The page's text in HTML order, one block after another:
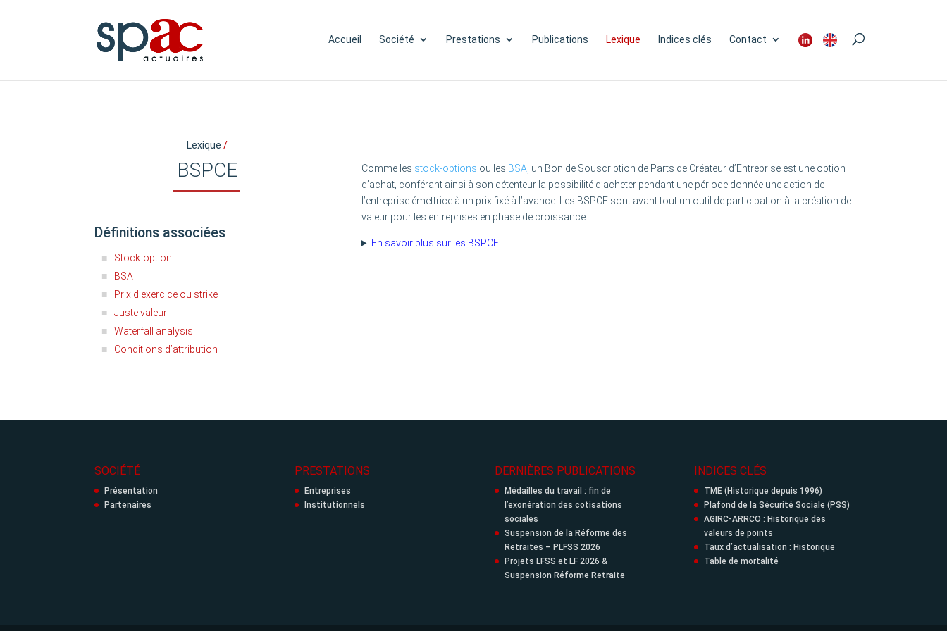
Accueil Société Prestations Publications Lexique Indices clés Contact
Lexique /
BSPCE
Définitions associées
Stock-option
BSA
Prix d’exercice ou strike
Juste valeur
Waterfall analysis
Conditions d’attribution
Comme les stock-options ou les BSA , un Bon de Souscription de Parts de Créateur d’Entreprise est une option
d’achat, conférant ainsi à son détenteur la possibilité d’acheter pendant une période donnée une action de
l’entreprise émettrice à un prix fixé à l’avance. Les BSPCE sont avant tout un outil de participation à la création de
valeur pour les entreprises en phase de croissance.
En savoir plus sur les BSPCE
SOCIÉTÉ
Présentation
Partenaires
PRESTATIONS
Entreprises
Institutionnels
DERNIÈRES PUBLICATIONS
Médailles du travail : fin de
l’exonération des cotisations
sociales
Suspension de la Réforme des
Retraites – PLFSS 2026
Projets LFSS et LF 2026 &
Suspension Réforme Retraite
INDICES CLÉS
TME (Historique depuis 1996)
Plafond de la Sécurité Sociale (PSS)
AGIRC-ARRCO : Historique des
valeurs de points
Taux d’actualisation : Historique
Table de mortalité